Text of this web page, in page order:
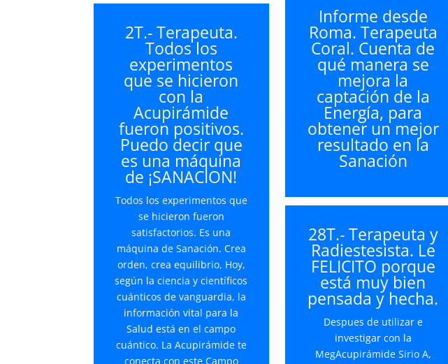
disminuir
volumen.
2T.- Terapeuta.
Todos los
experimentos
que se hicieron
con la
Acupirámide
fueron positivos.
Puedo decir que
es una máquina
de ¡SANACION!
Todos los experimentos que
se hicieron fueron
satisfactorios. Es una
máquina de Sanación. Crea
orden, crea equilibrio, Hoy,
según la ciencia y científicos
cuánticos de vanguardia, la
información vital para la
Salud está en el campo
cuántico. La Acupirámide te
conecta con este Campo
flecha
arriba/abajo
para
aumentar
o
disminuir
el
volumen.
Informe desde
Roma. Terapeuta
Coral. Cuenta de
qué manera se
mejora la
captación de la
Energía, para
obtener un mejor
resultado en la
Sanación
28T.- Terapeuta y
Radiestesista. Le
FELICITO porque
está muy bien
pensada y hecha.
Despues de utilizar e
investigar con la
MegAcupirámide Sirio A,